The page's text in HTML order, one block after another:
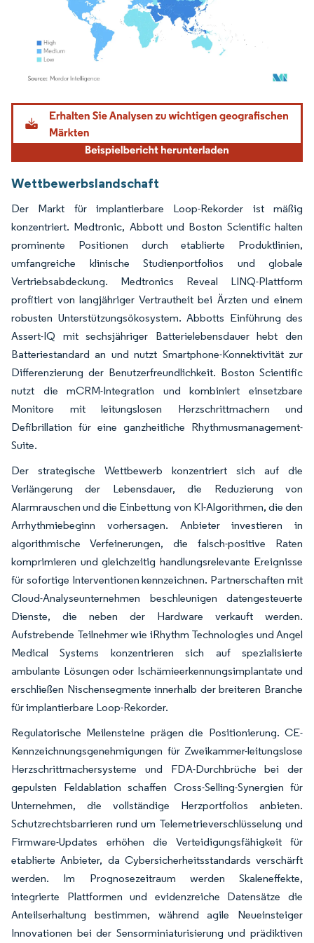
Bild © Mordor Intelligence. Wiederverwendung erfordert Namensnennung gemäß
Wettbewerbslandschaft
Der Markt für implantierbare Loop-Rekorder ist mäßig
konzentriert. Medtronic, Abbott und Boston Scientific halten
prominente Positionen durch etablierte Produktlinien,
umfangreiche klinische Studienportfolios und globale
Vertriebsabdeckung. Medtronics Reveal LINQ-Plattform
profitiert von langjähriger Vertrautheit bei Ärzten und einem
robusten Unterstützungsökosystem. Abbotts Einführung des
Assert-IQ mit sechsjähriger Batterielebensdauer hebt den
Batteriestandard an und nutzt Smartphone-Konnektivität zur
Differenzierung der Benutzerfreundlichkeit. Boston Scientific
nutzt die mCRM-Integration und kombiniert einsetzbare
Monitore mit leitungslosen Herzschrittmachern und
Defibrillation für eine ganzheitliche Rhythmusmanagement-
Suite.
Der strategische Wettbewerb konzentriert sich auf die
Verlängerung der Lebensdauer, die Reduzierung von
Alarmrauschen und die Einbettung von KI-Algorithmen, die den
Arrhythmiebeginn vorhersagen. Anbieter investieren in
algorithmische Verfeinerungen, die falsch-positive Raten
komprimieren und gleichzeitig handlungsrelevante Ereignisse
für sofortige Interventionen kennzeichnen. Partnerschaften mit
Cloud-Analyseunternehmen beschleunigen datengesteuerte
Dienste, die neben der Hardware verkauft werden.
Aufstrebende Teilnehmer wie iRhythm Technologies und Angel
Medical Systems konzentrieren sich auf spezialisierte
ambulante Lösungen oder Ischämieerkennungsimplantate und
erschließen Nischensegmente innerhalb der breiteren Branche
für implantierbare Loop-Rekorder.
Regulatorische Meilensteine prägen die Positionierung. CE-
Kennzeichnungsgenehmigungen für Zweikammer-leitungslose
Herzschrittmachersysteme und FDA-Durchbrüche bei der
gepulsten Feldablation schaffen Cross-Selling-Synergien für
Unternehmen, die vollständige Herzportfolios anbieten.
Schutzrechtsbarrieren rund um Telemetrieverschlüsselung und
Firmware-Updates erhöhen die Verteidigungsfähigkeit für
etablierte Anbieter, da Cybersicherheitsstandards verschärft
werden. Im Prognosezeitraum werden Skaleneffekte,
integrierte Plattformen und evidenzreiche Datensätze die
Anteilserhaltung bestimmen, während agile Neueinsteiger
Innovationen bei der Sensorminiaturisierung und prädiktiven